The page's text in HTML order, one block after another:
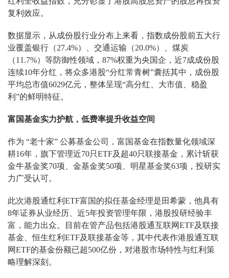
复利效应。
数据显示，从成份股行业分布上来看，指数成份股前五大行
业覆盖银行（27.4%）、交通运输（20.0%）、煤炭
（11.7%）等防御性领域，87%权重为央国企，近7成成份股
连续10年分红，将众多港股“分红常青树”囊括其中，成份股
平均总市值6029亿元，整体呈现“高分红、大市值、稳盈
利”的鲜明特征。
富国基金实力护航，低费率提升收益空间
作为 “老十家” 公募基金公司，富国基金在指数量化领域深
耕16年，旗下管理近70只ETF及超40只联接基金，累计斩获
金牛基金奖70项、金基金奖50项、明星基金奖63项，投研实
力广受认可。
此次港股通红利ETF富国的拟任基金经理是田希蒙，他具有
8年证券从业经历、近5年投资管理年限，港股投研经验丰
富，能力出众。目前在管产品包括港股通互联网ETF及联接
基金、恒生红利ETF及联接基金等，其中代表作港股通互联
网ETF的基金份额已超500亿份，对港股市场特性与红利策
略理解深刻。